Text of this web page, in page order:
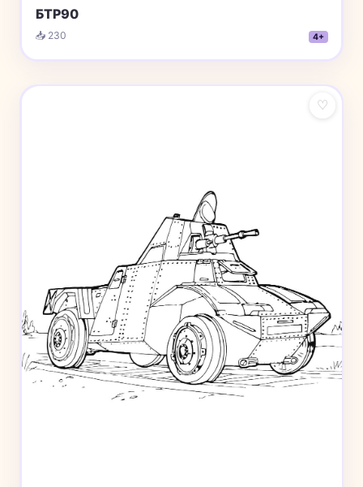
БТР90
📥 230 4+
♡